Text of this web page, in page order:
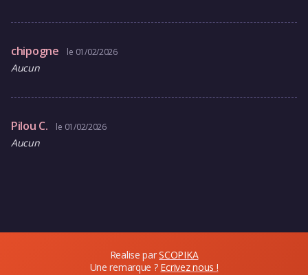
chipogne le 01/02/2026
Aucun
Pilou C. le 01/02/2026
Aucun
Realise parSCOPIKA
Une remarque ? Ecrivez nous !